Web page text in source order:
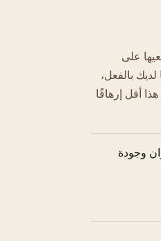
على
بالفعل،
أقل إرهاقًا
وجودة